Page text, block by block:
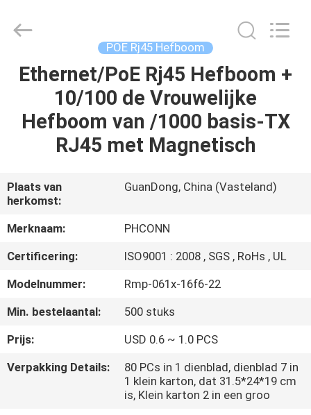
HUIS
PRODUCTEN
ONS
FABRIEKSREIS
KWALITEITSCONTROLE
CONTACTEER
ONS
Reserved.
POE Rj45 Hefboom
Ethernet/PoE Rj45 Hefboom +
10/100 de Vrouwelijke
Hefboom van /1000 basis-TX
RJ45 met Magnetisch
Plaats van
herkomst:
GuanDong, China (Vasteland)
Merknaam:
PHCONN
Certificering:
ISO9001 : 2008 , SGS , RoHs , UL
Modelnummer:
Rmp-061x-16f6-22
Min. bestelaantal:
500 stuks
Prijs:
USD 0.6 ~ 1.0 PCS
Verpakking Details:
80 PCs in 1 dienblad, dienblad 7 in
1 klein karton, dat 31.5*24*19 cm
is, Klein karton 2 in een groo